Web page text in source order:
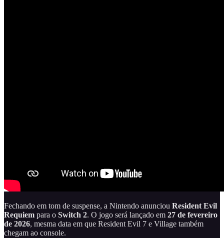
Fechando em tom de suspense, a Nintendo anunciou Resident Evil
Requiem para o Switch 2. O jogo será lançado em 27 de fevereiro
de 2026, mesma data em que Resident Evil 7 e Village também
chegam ao console.